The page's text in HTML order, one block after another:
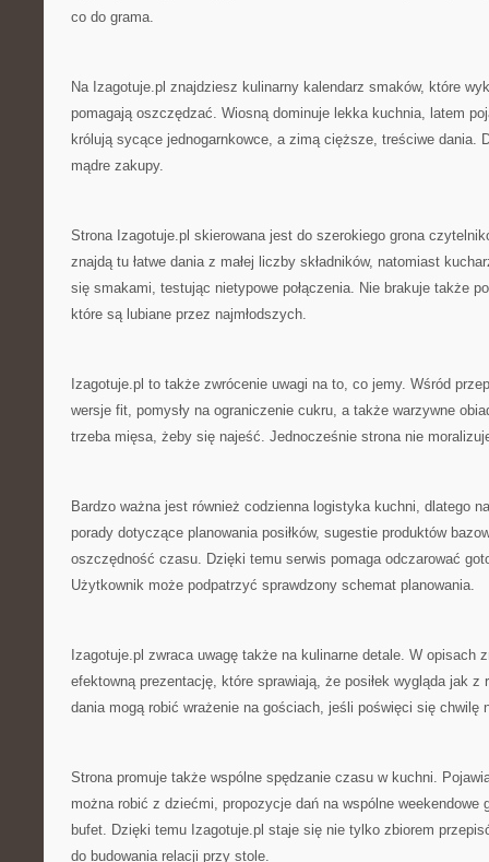
co do grama.
Na Izagotuje.pl znajdziesz kulinarny kalendarz smaków, które
pomagają oszczędzać. Wiosną dominuje lekka kuchnia, latem
królują sycące jednogarnkowce, a zimą cięższe, treściwe dania.
mądre zakupy.
Strona Izagotuje.pl skierowana jest do szerokiego grona
znajdą tu łatwe dania z małej liczby składników, natomiast
się smakami, testując nietypowe połączenia. Nie brakuje także
które są lubiane przez najmłodszych.
Izagotuje.pl to także zwrócenie uwagi na to, co jemy. Wśród
wersje fit, pomysły na ograniczenie cukru, a także warzywne
trzeba mięsa, żeby się najeść. Jednocześnie strona nie
Bardzo ważna jest również codzienna logistyka kuchni, dlatego
porady dotyczące planowania posiłków, sugestie produktów
oszczędność czasu. Dzięki temu serwis pomaga odczarować
Użytkownik może podpatrzyć sprawdzony schemat planowania.
Izagotuje.pl zwraca uwagę także na kulinarne detale. W opisach
efektowną prezentację, które sprawiają, że posiłek wygląda jak z
dania mogą robić wrażenie na gościach, jeśli poświęci się chwilę
Strona promuje także wspólne spędzanie czasu w kuchni.
można robić z dziećmi, propozycje dań na wspólne weekendowe
bufet. Dzięki temu Izagotuje.pl staje się nie tylko zbiorem
do budowania relacji przy stole.